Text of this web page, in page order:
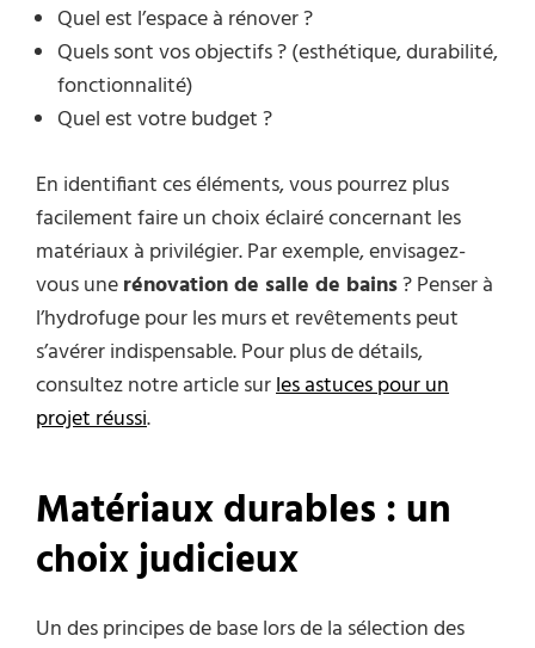
Quel est l’espace à rénover ?
Quels sont vos objectifs ? (esthétique, durabilité,
fonctionnalité)
Quel est votre budget ?
En identifiant ces éléments, vous pourrez plus
facilement faire un choix éclairé concernant les
matériaux à privilégier. Par exemple, envisagez-
vous unerénovation de salle de bains? Penser à
l’hydrofuge pour les murs et revêtements peut
s’avérer indispensable. Pour plus de détails,
consultez notre article surles astuces pour un
projet réussi.
Matériaux durables : un
choix judicieux
Un des principes de base lors de la sélection des